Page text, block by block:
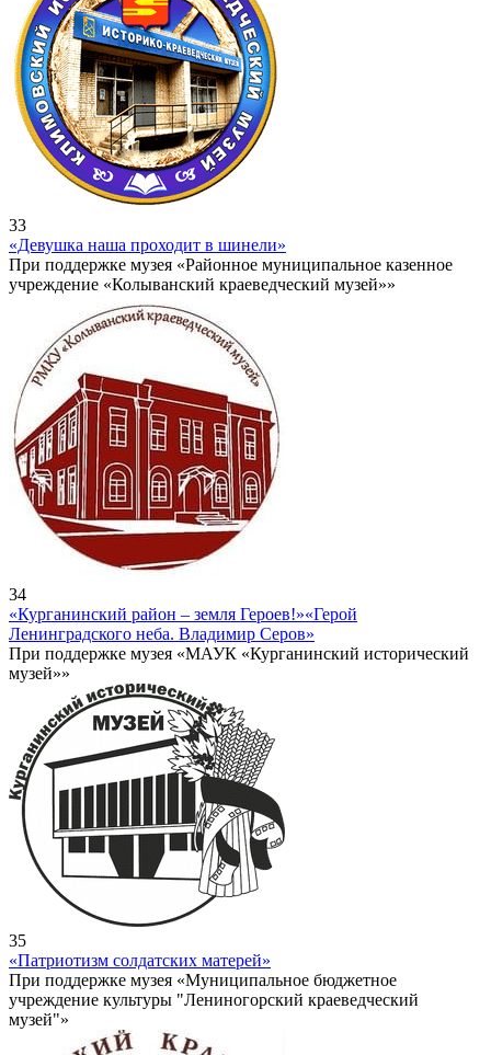
33
«Девушка наша проходит в шинели»
При поддержке музея «Районное муниципальное казенное
учреждение «Колыванский краеведческий музей»»
34
«Курганинский район – земля Героев!»«Герой
Ленинградского неба. Владимир Серов»
При поддержке музея «МАУК «Курганинский исторический
музей»»
35
«Патриотизм солдатских матерей»
При поддержке музея «Муниципальное бюджетное
учреждение культуры "Лениногорский краеведческий
музей"»